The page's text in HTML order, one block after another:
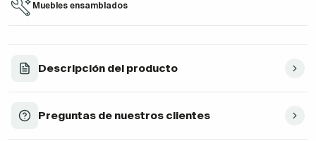
Muebles ensamblados
Descripción del producto
Preguntas de nuestros clientes